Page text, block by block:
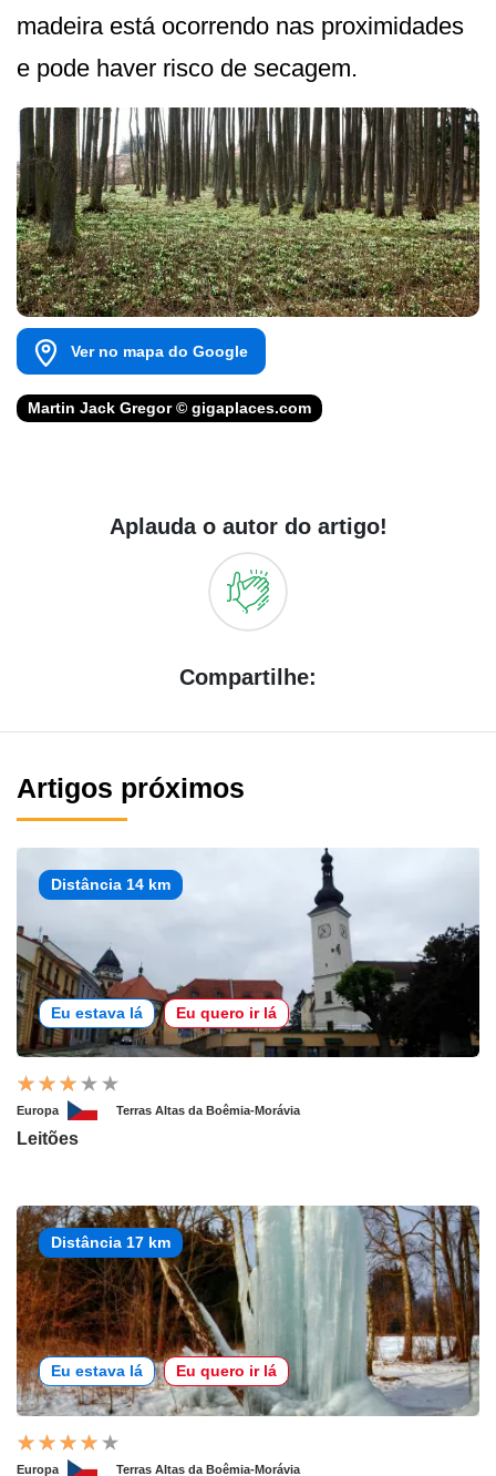
madeira está ocorrendo nas proximidades
e pode haver risco de secagem.
Ver no mapa do Google
Martin Jack Gregor © gigaplaces.com
Aplauda o autor do artigo!
Compartilhe:
Artigos próximos
Distância 14 km
Eu estava lá Eu quero ir lá
Europa Terras Altas da Boêmia-Morávia
Leitões
Distância 17 km
Eu estava lá Eu quero ir lá
Europa Terras Altas da Boêmia-Morávia